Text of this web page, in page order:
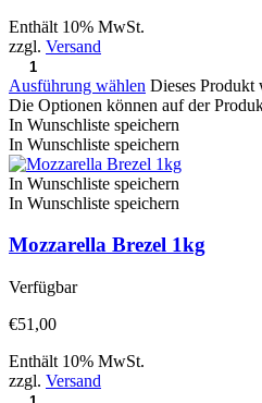
Enthält 10% MwSt.
zzgl. Versand
Ausführung wählen Dieses Produkt
Die Optionen können auf der
In Wunschliste speichern
In Wunschliste speichern
In Wunschliste speichern
In Wunschliste speichern
Mozzarella Brezel 1kg
Verfügbar
€51,00
Enthält 10% MwSt.
zzgl. Versand